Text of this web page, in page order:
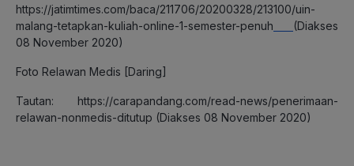
https://jatimtimes.com/baca/211706/20200328/213100/uin-
malang-tetapkan-kuliah-online-1-semester-penuh
(Diakses
08 November 2020)
Foto Relawan Medis [Daring]
Tautan: https://carapandang.com/read-news/penerimaan-
relawan-nonmedis-ditutup (Diakses 08 November 2020)